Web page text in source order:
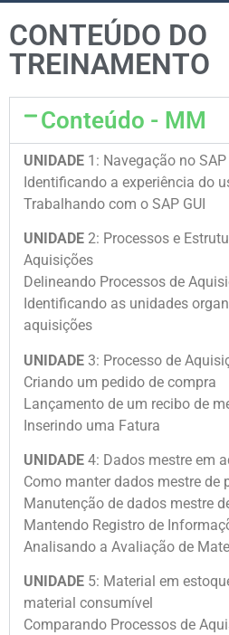
CONTEÚDO DO
TREINAMENTO
Conteúdo - MM
UNIDADE 1: Navegação no
Identificando a experiência do
Trabalhando com o SAP GUI
UNIDADE 2: Processos e
Aquisições
Delineando Processos de
Identificando as unidades
aquisições
UNIDADE 3: Processo de
Criando um pedido de compra
Lançamento de um recibo de
Inserindo uma Fatura
UNIDADE 4: Dados mestre em
Como manter dados mestre de
Manutenção de dados mestre
Mantendo Registro de
Analisando a Avaliação de
UNIDADE 5: Material em
material consumível
Comparando Processos de